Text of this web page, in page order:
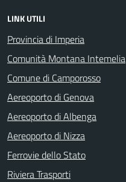
LINK UTILI
Provincia di Imperia
Comunità Montana Intemelia
Comune di Camporosso
Aereoporto di Genova
Aereoporto di Albenga
Aereoporto di Nizza
Ferrovie dello Stato
Riviera Trasporti